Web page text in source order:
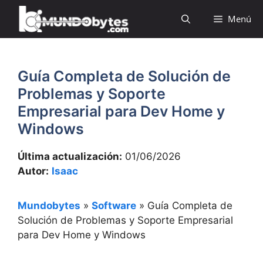
Saltar
contenido
Menú
Guía Completa de Solución de
Problemas y Soporte
Empresarial para Dev Home y
Windows
Última actualización: 01/06/2026
Autor: Isaac
Mundobytes » Software » Guía Completa de
Solución de Problemas y Soporte Empresarial
para Dev Home y Windows